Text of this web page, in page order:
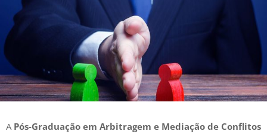
A Pós-Graduação em Arbitragem e Mediação de Conflitos